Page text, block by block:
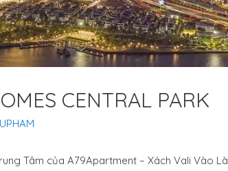
CENTRAL PARK
Tâm của A79Apartment – Xách Vali Vào Là